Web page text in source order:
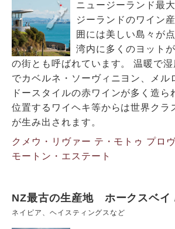
ニュージーランド最
ジーランドのワイン
囲には美しい島々が
湾内に多くのヨット
の街とも呼ばれています。 温暖で
でカベルネ・ソーヴィニヨン、メル
ドースタイルの赤ワインが多く造ら
位置するワイヘキ等からは世界クラ
が生み出されます。
クメウ・リヴァー テ・モトゥ プロ
モートン・エステート
NZ最古の生産地 ホークスベ
ネイピア、ヘイスティングスなど